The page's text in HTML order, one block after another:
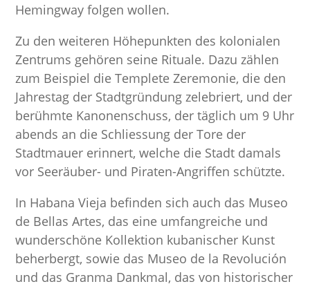
Hemingway folgen wollen.
Zu den weiteren Höhepunkten des kolonialen
Zentrums gehören seine Rituale. Dazu zählen
zum Beispiel die Templete Zeremonie, die den
Jahrestag der Stadtgründung zelebriert, und der
berühmte Kanonenschuss, der täglich um 9 Uhr
abends an die Schliessung der Tore der
Stadtmauer erinnert, welche die Stadt damals
vor Seeräuber- und Piraten-Angriffen schützte.
In Habana Vieja befinden sich auch das Museo
de Bellas Artes, das eine umfangreiche und
wunderschöne Kollektion kubanischer Kunst
beherbergt, sowie das Museo de la Revolución
und das Granma Dankmal, das von historischer